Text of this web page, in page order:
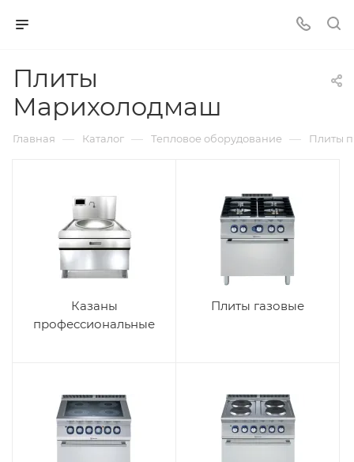
Плиты
Марихолодмаш
Главная — Каталог — Тепловое оборудование — Плиты
Казаны
профессиональные
Плиты газовые